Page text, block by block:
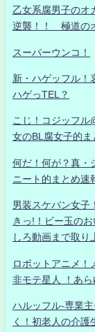
乙女系腐男子の
逆襲！！ 極道の
スーパーウンコ！
新・ハゲッフル！
ハゲっTEL？
こじ！コジッフル
女のBL腐女子的ま
何だ！何が？真
ニート的まとめ速
男装スケバン女子
きっ!！ビー玉の
しろ動画まで取り
ロボットアニメ！
非モテ星人 ！あ
ハルッフル-専業
く！初老人の介護